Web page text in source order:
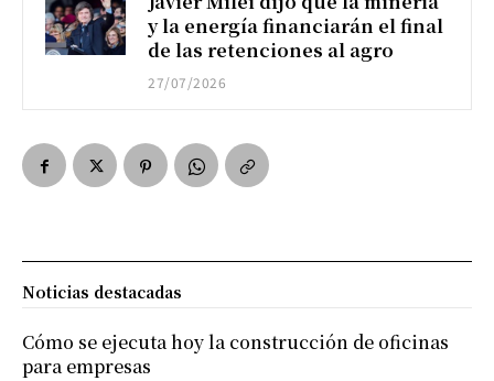
y la energía financiarán el final
de las retenciones al agro
27/07/2026
Noticias destacadas
Cómo se ejecuta hoy la construcción de oficinas
para empresas